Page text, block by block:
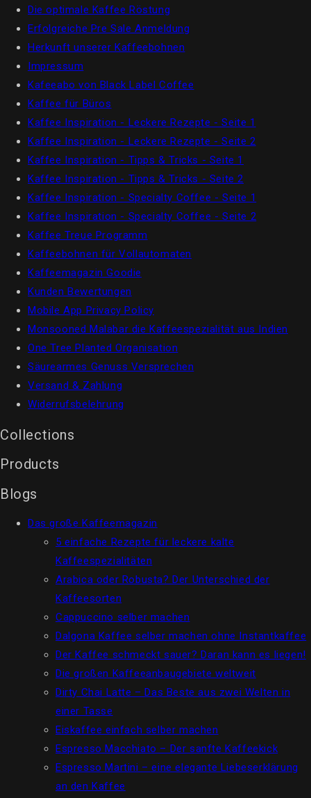
Die optimale Kaffee Röstung
Erfolgreiche Pre Sale Anmeldung
Herkunft unserer Kaffeebohnen
Impressum
Kafeeabo von Black Label Coffee
Kaffee für Büros
Kaffee Inspiration - Leckere Rezepte - Seite 1
Kaffee Inspiration - Leckere Rezepte - Seite 2
Kaffee Inspiration - Tipps & Tricks - Seite 1
Kaffee Inspiration - Tipps & Tricks - Seite 2
Kaffee Inspiration - Specialty Coffee - Seite 1
Kaffee Inspiration - Specialty Coffee - Seite 2
Kaffee Treue Programm
Kaffeebohnen für Vollautomaten
Kaffeemagazin Goodie
Kunden Bewertungen
Mobile App Privacy Policy
Monsooned Malabar die Kaffeespezialität aus Indien
One Tree Planted Organisation
Säurearmes Genuss Versprechen
Versand & Zahlung
Widerrufsbelehrung
Collections
Products
Blogs
Das große Kaffeemagazin
5 einfache Rezepte für leckere kalte
Kaffeespezialitäten
Arabica oder Robusta? Der Unterschied der
Kaffeesorten
Cappuccino selber machen
Dalgona Kaffee selber machen ohne Instantkaffee
Der Kaffee schmeckt sauer? Daran kann es liegen!
Die großen Kaffeeanbaugebiete weltweit
Dirty Chai Latte – Das Beste aus zwei Welten in
einer Tasse
Eiskaffee einfach selber machen
Espresso Macchiato – Der sanfte Kaffeekick
Espresso Martini – eine elegante Liebeserklärung
an den Kaffee